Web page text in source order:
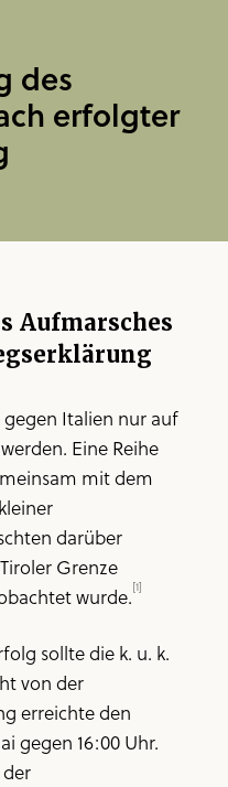
des
erfolgter
Aufmarsches
Italien nur auf
Eine Reihe
mit dem
darüber
Grenze
wurde.[1]
sollte die k. u. k.
von der
erreichte den
gegen 16:00 Uhr.